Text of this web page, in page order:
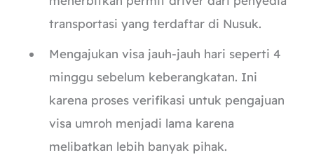
transportasi yang terdaftar di Nusuk.
Mengajukan visa jauh-jauh hari seperti 4
minggu sebelum keberangkatan. Ini
karena proses verifikasi untuk pengajuan
visa umroh menjadi lama karena
melibatkan lebih banyak pihak.